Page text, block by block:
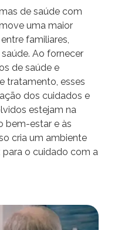
de saúde com
uma maior
familiares,
Ao fornecer
de saúde e
tratamento, esses
dos cuidados e
estejam na
bem-estar e às
cria um ambiente
o cuidado com a